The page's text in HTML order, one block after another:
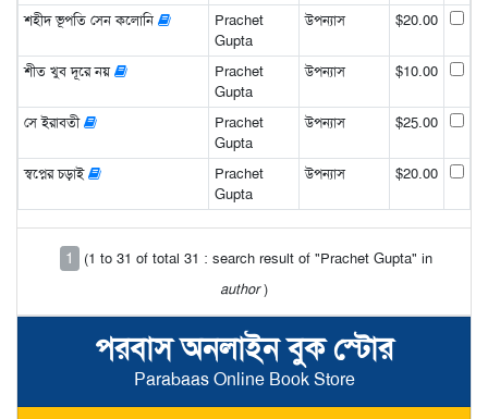
পরবাস অনলাইন বুক স্টোর
Parabaas Online Book Store
শহীদ ভূপতি সেন কলোনি
Prachet
Gupta
উপন্যাস $20.00
শীত খুব দূরে নয়
Prachet
Gupta
উপন্যাস $10.00
সে ইরাবতী
Prachet
Gupta
উপন্যাস $25.00
স্বপ্নের চড়াই
Prachet
Gupta
উপন্যাস $20.00
1
(1 to 31 of total 31 : search result of "Prachet Gupta" in
author)